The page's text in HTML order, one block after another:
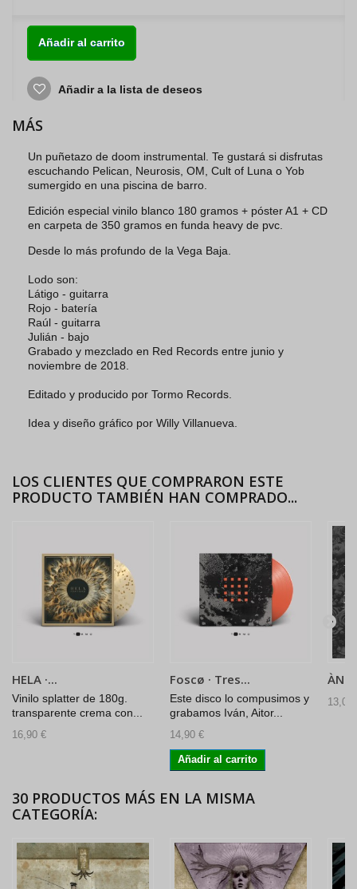
Añadir al carrito
Añadir a la lista de deseos
MÁS
Un puñetazo de doom instrumental. Te gustará si disfrutas
escuchando Pelican, Neurosis, OM, Cult of Luna o Yob
sumergido en una piscina de barro.
Edición especial vinilo blanco 180 gramos + póster A1 + CD
en carpeta de 350 gramos en funda heavy de pvc.
Desde lo más profundo de la Vega Baja.
Lodo son:
Látigo - guitarra
Rojo - batería
Raúl - guitarra
Julián - bajo
Grabado y mezclado en Red Records entre junio y
noviembre de 2018.
Editado y producido por Tormo Records.
Idea y diseño gráfico por Willy Villanueva.
LOS CLIENTES QUE COMPRARON ESTE
PRODUCTO TAMBIÉN HAN COMPRADO...
HELA ·...
Vinilo splatter de 180g.
transparente crema con...
16,90 €
Foscø · Tres...
Este disco lo compusimos y
grabamos Iván, Aitor...
14,90 €
Añadir al carrito
13,00
30 PRODUCTOS MÁS EN LA MISMA
CATEGORÍA: